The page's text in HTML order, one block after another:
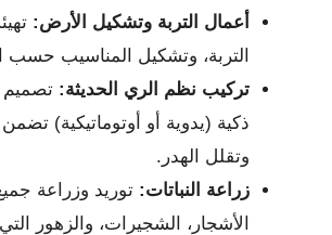
أعمال التربة وتشكيل الأرض:
التربة، وتشكيل المناسيب حسب
تركيب نظم الري الحديثة:
ذكية (يدوية أو أوتوماتيكية) تضمن
وتقلل الهدر.
زراعة النباتات: توريد وزراعة
الأشجار، الشجيرات، والزهور